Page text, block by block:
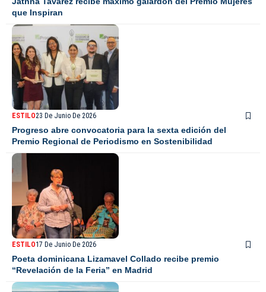
que Inspiran
ESTILO23 De Junio De 2026
Progreso abre convocatoria para la sexta edición del
Premio Regional de Periodismo en Sostenibilidad
ESTILO17 De Junio De 2026
Poeta dominicana Lizamavel Collado recibe premio
“Revelación de la Feria” en Madrid